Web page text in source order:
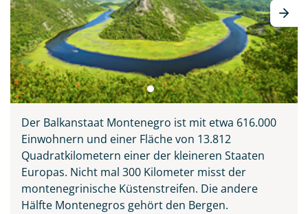
Der Balkanstaat Montenegro ist mit etwa 616.000
Einwohnern und einer Fläche von 13.812
Quadratkilometern einer der kleineren Staaten
Europas. Nicht mal 300 Kilometer misst der
montenegrinische Küstenstreifen. Die andere
Hälfte Montenegros gehört den Bergen.